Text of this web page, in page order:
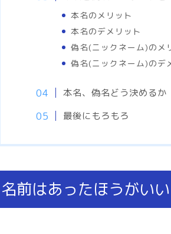
本名のメリット
本名のデメリット
偽名(ニックネーム)のメ
偽名(ニックネーム)のデ
本名、偽名どう決めるか
最後にもろもろ
名前はあったほうがいい